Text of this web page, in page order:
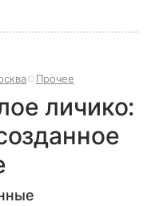
Прочее
личико: